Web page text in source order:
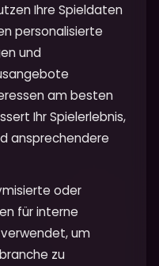
Ihre Spieldaten
personalisierte
und
am besten
Ihr Spielerlebnis,
ansprechendere
oder
für interne
um
zu